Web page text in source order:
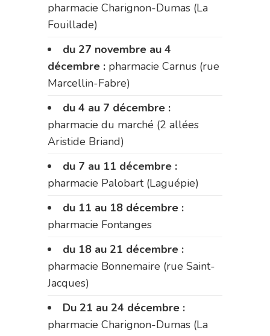
pharmacie Charignon-Dumas (La
Fouillade)
du 27 novembre au 4
décembre : pharmacie Carnus (rue
Marcellin-Fabre)
du 4 au 7 décembre :
pharmacie du marché (2 allées
Aristide Briand)
du 7 au 11 décembre :
pharmacie Palobart (Laguépie)
du 11 au 18 décembre :
pharmacie Fontanges
du 18 au 21 décembre :
pharmacie Bonnemaire (rue Saint-
Jacques)
Du 21 au 24 décembre :
pharmacie Charignon-Dumas (La